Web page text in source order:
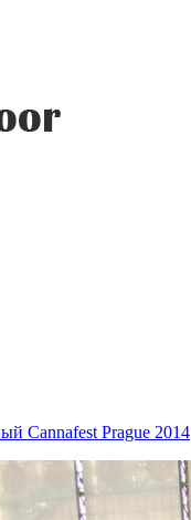
Cannafest Prague 2014